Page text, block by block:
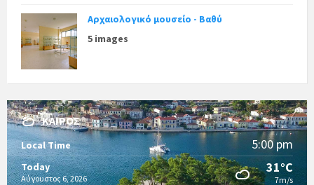
Αρχαιολογικό μουσείο - Βαθύ
5 images
ΚΑΙΡΌΣ
Local Time 5:00 pm
Today
Αύγουστος 6, 2026
31°C
7m/s